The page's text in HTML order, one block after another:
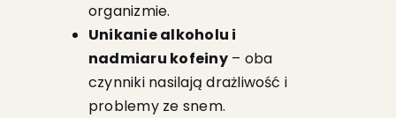
organizmie.
Unikanie alkoholu i
nadmiaru kofeiny– oba
czynniki nasilają drażliwość i
problemy ze snem.